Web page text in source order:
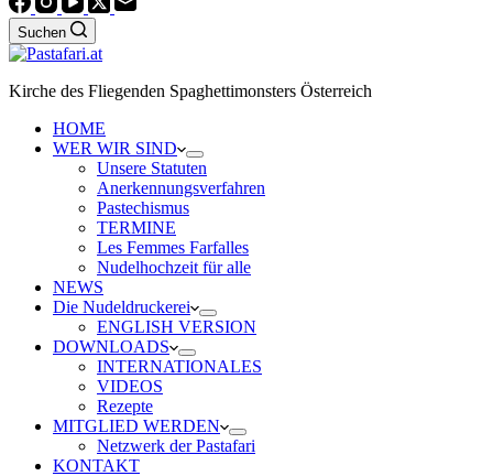
Suchen
Kirche des Fliegenden Spaghettimonsters Österreich
HOME
WER WIR SIND
Unsere Statuten
Anerkennungsverfahren
Pastechismus
TERMINE
Les Femmes Farfalles
Nudelhochzeit für alle
NEWS
Die Nudeldruckerei
ENGLISH VERSION
DOWNLOADS
INTERNATIONALES
VIDEOS
Rezepte
MITGLIED WERDEN
Netzwerk der Pastafari
KONTAKT